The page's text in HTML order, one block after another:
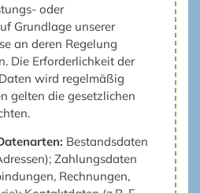
oder
Grundlage unserer
an deren Regelung
Die Erforderlichkeit der
wird regelmäßig
gelten die gesetzlichen
Bestandsdaten
Zahlungsdaten
Rechnungen,